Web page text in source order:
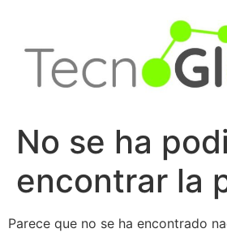
contenido
No se ha
encontrar la
Parece que no se ha encontrado